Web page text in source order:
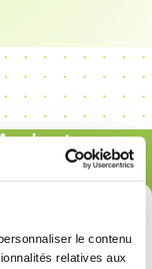
le contenu
relatives aux
c'est